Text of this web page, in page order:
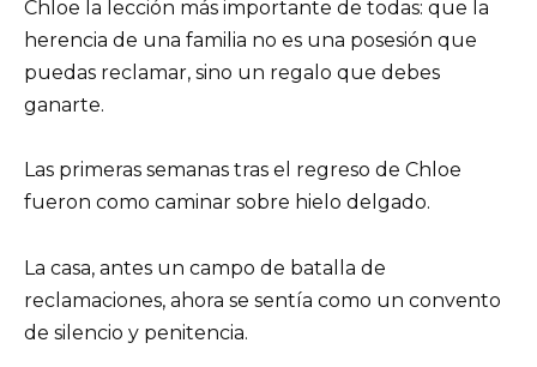
Chloe la lección más importante de todas: que la
herencia de una familia no es una posesión que
puedas reclamar, sino un regalo que debes
ganarte.
Las primeras semanas tras el regreso de Chloe
fueron como caminar sobre hielo delgado.
La casa, antes un campo de batalla de
reclamaciones, ahora se sentía como un convento
de silencio y penitencia.